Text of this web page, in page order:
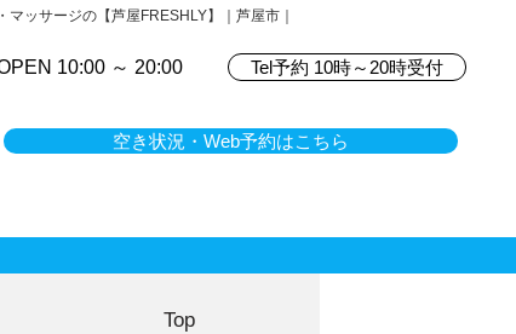
ッサージの【芦屋FRESHLY】｜芦屋市｜
10:00 ～ 20:00 Tel予約 10時～20時受付
空き状況・Web予約はこちら
Top